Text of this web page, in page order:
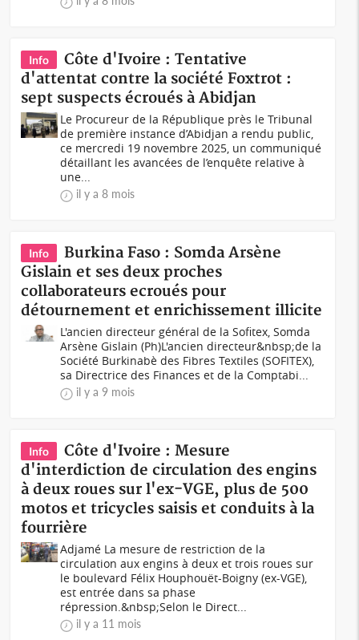
Info
Côte d'Ivoire : Tentative
d'attentat contre la société Foxtrot :
sept suspects écroués à Abidjan
Le Procureur de la République près le Tribunal
de première instance d’Abidjan a rendu public,
ce mercredi 19 novembre 2025, un communiqué
détaillant les avancées de l’enquête relative à
une...
il y a 8 mois
Info
Burkina Faso : Somda Arsène
Gislain et ses deux proches
collaborateurs ecroués pour
détournement et enrichissement illicite
L'ancien directeur général de la Sofitex, Somda
Arsène Gislain (Ph)L'ancien directeur&nbsp;de la
Société Burkinabè des Fibres Textiles (SOFITEX),
sa Directrice des Finances et de la Comptabi...
il y a 9 mois
Info
Côte d'Ivoire : Mesure
d'interdiction de circulation des engins
à deux roues sur l'ex-VGE, plus de 500
motos et tricycles saisis et conduits à la
fourrière
Adjamé La mesure de restriction de la
circulation aux engins à deux et trois roues sur
le boulevard Félix Houphouët-Boigny (ex-VGE),
est entrée dans sa phase
répression.&nbsp;Selon le Direct...
il y a 11 mois